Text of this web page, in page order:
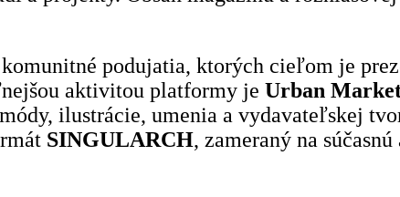
podujatia, ktorých cieľom je
aktivitou platformy je Urban
ilustrácie, umenia a vydavateľskej
SINGULARCH, zameraný na